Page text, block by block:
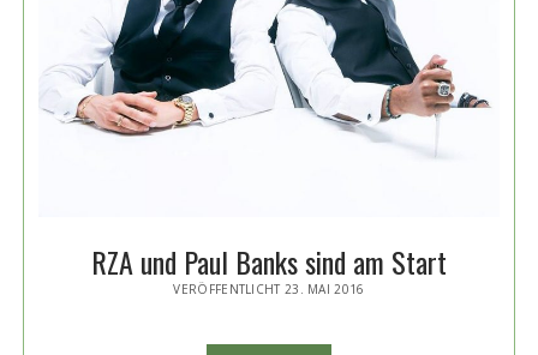
RZA und Paul Banks sind am Start
VERÖFFENTLICHT 23. MAI 2016